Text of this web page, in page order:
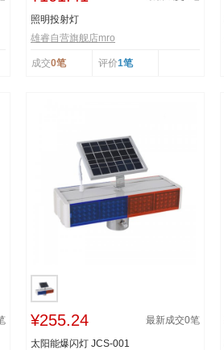
照明投射灯
雄睿自营旗舰店mro
成交0笔 评价1笔
¥255.24 最新成交0笔
太阳能爆闪灯 JCS-001